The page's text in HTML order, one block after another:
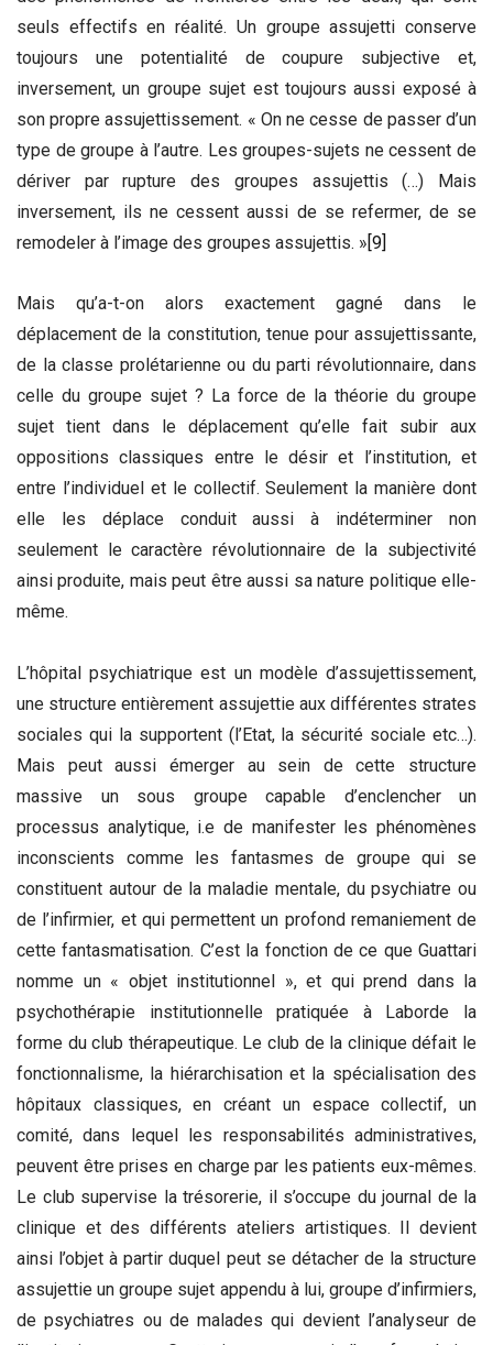
seuls effectifs en réalité. Un groupe assujetti conserve
toujours une potentialité de coupure subjective et,
inversement, un groupe sujet est toujours aussi exposé à
son propre assujettissement. « On ne cesse de passer d’un
type de groupe à l’autre. Les groupes-sujets ne cessent de
dériver par rupture des groupes assujettis (…) Mais
inversement, ils ne cessent aussi de se refermer, de se
remodeler à l’image des groupes assujettis. » [9]
Mais qu’a-t-on alors exactement gagné dans le
déplacement de la constitution, tenue pour assujettissante,
de la classe prolétarienne ou du parti révolutionnaire, dans
celle du groupe sujet ? La force de la théorie du groupe
sujet tient dans le déplacement qu’elle fait subir aux
oppositions classiques entre le désir et l’institution, et
entre l’individuel et le collectif. Seulement la manière dont
elle les déplace conduit aussi à indéterminer non
seulement le caractère révolutionnaire de la subjectivité
ainsi produite, mais peut être aussi sa nature politique elle-
même.
L’hôpital psychiatrique est un modèle d’assujettissement,
une structure entièrement assujettie aux différentes strates
sociales qui la supportent (l’Etat, la sécurité sociale etc…).
Mais peut aussi émerger au sein de cette structure
massive un sous groupe capable d’enclencher un
processus analytique, i.e de manifester les phénomènes
inconscients comme les fantasmes de groupe qui se
constituent autour de la maladie mentale, du psychiatre ou
de l’infirmier, et qui permettent un profond remaniement de
cette fantasmatisation. C’est la fonction de ce que Guattari
nomme un « objet institutionnel », et qui prend dans la
psychothérapie institutionnelle pratiquée à Laborde la
forme du club thérapeutique. Le club de la clinique défait le
fonctionnalisme, la hiérarchisation et la spécialisation des
hôpitaux classiques, en créant un espace collectif, un
comité, dans lequel les responsabilités administratives,
peuvent être prises en charge par les patients eux-mêmes.
Le club supervise la trésorerie, il s’occupe du journal de la
clinique et des différents ateliers artistiques. Il devient
ainsi l’objet à partir duquel peut se détacher de la structure
assujettie un groupe sujet appendu à lui, groupe d’infirmiers,
de psychiatres ou de malades qui devient l’analyseur de